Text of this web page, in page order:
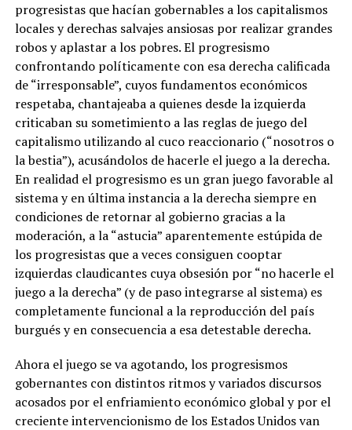
progresistas que hacían gobernables a los capitalismos
locales y derechas salvajes ansiosas por realizar grandes
robos y aplastar a los pobres. El progresismo
confrontando políticamente con esa derecha calificada
de “irresponsable”, cuyos fundamentos económicos
respetaba, chantajeaba a quienes desde la izquierda
criticaban su sometimiento a las reglas de juego del
capitalismo utilizando al cuco reaccionario (“nosotros o
la bestia”), acusándolos de hacerle el juego a la derecha.
En realidad el progresismo es un gran juego favorable al
sistema y en última instancia a la derecha siempre en
condiciones de retornar al gobierno gracias a la
moderación, a la “astucia” aparentemente estúpida de
los progresistas que a veces consiguen cooptar
izquierdas claudicantes cuya obsesión por “no hacerle el
juego a la derecha” (y de paso integrarse al sistema) es
completamente funcional a la reproducción del país
burgués y en consecuencia a esa detestable derecha.
Ahora el juego se va agotando, los progresismos
gobernantes con distintos ritmos y variados discursos
acosados por el enfriamiento económico global y por el
creciente intervencionismo de los Estados Unidos van